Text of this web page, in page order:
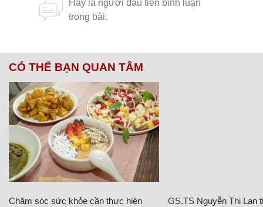
CÓ THỂ BẠN QUAN TÂM
Chăm sóc sức khỏe cần thực hiện
GS.TS Nguyễn Thị Lan